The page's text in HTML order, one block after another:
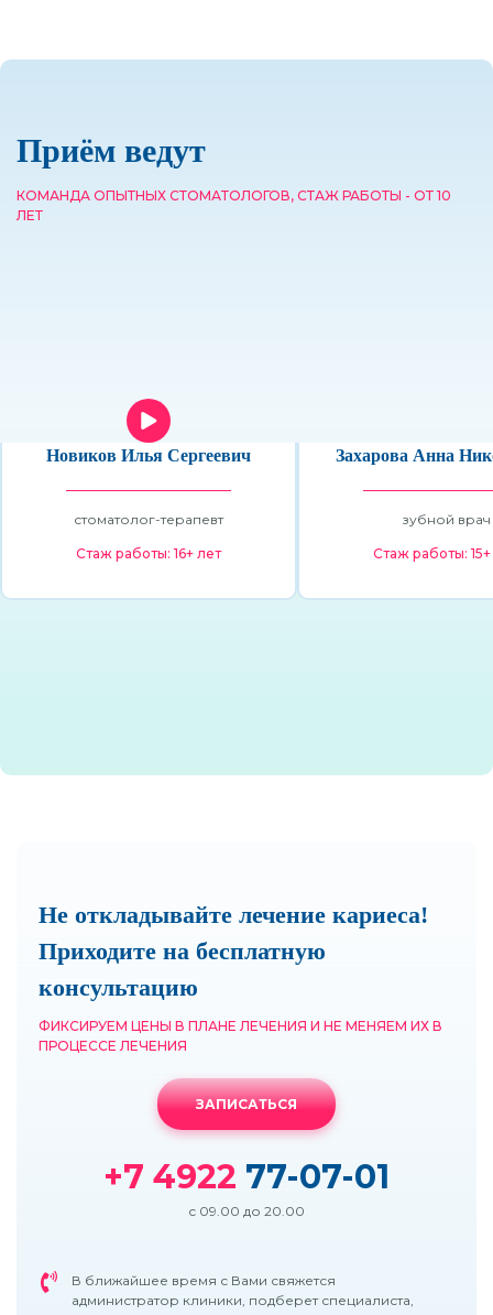
Приём ведут
КОМАНДА ОПЫТНЫХ СТОМАТОЛОГОВ, СТАЖ РАБОТЫ - ОТ 10
ЛЕТ
Новиков Илья Сергеевич
стоматолог-терапевт
Стаж работы: 16+ лет
Захарова Анна
зубной врач
Стаж работы:
Не откладывайте лечение кариеса!
Приходите на бесплатную
консультацию
ФИКСИРУЕМ ЦЕНЫ В ПЛАНЕ ЛЕЧЕНИЯ И НЕ МЕНЯЕМ ИХ В
ПРОЦЕССЕ ЛЕЧЕНИЯ
ЗАПИСАТЬСЯ
+7 4922 77-07-01
с 09.00 до 20.00
В ближайшее время с Вами свяжется
администратор клиники, подберет специалиста,